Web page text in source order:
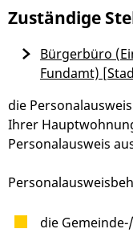
Zuständige
die
Ihrer
Personalausweis
die
Bürgerbüro
Fundamt)